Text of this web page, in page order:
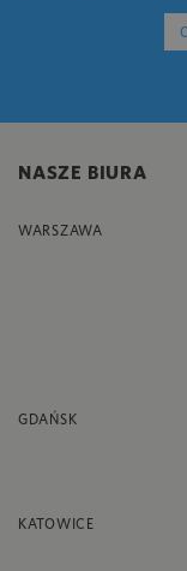
NASZE BIURA
WARSZAWA
GDAŃSK
KATOWICE